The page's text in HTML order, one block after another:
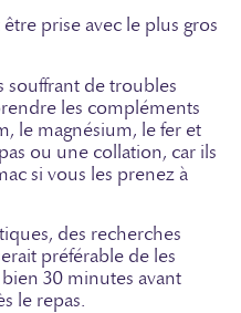
prise avec le plus gros
souffrant de troubles
les compléments
le magnésium, le fer et
ou une collation, car ils
si vous les prenez à
des recherches
préférable de les
30 minutes avant
le repas.